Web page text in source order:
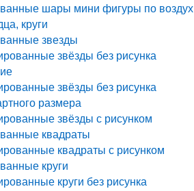
шары мини фигуры по воздух
круги
звезды
звёзды без рисунка
звёзды без рисунка
размера
звёзды с рисунком
квадраты
квадраты с рисунком
круги
круги без рисунка